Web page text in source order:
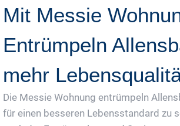
Mit Messie
Entrümpeln
mehr
Die Messie Wohnung entrümpeln
für einen besseren Lebensstandard zu